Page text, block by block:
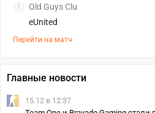
Old Guys Clu
eUnited
Перейти на матч
Главные новости
15.12 в 12:37